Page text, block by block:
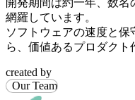
網羅しています。
ソフトウェアの速度と
ら、価値あるプロダクト
created by
Our Team